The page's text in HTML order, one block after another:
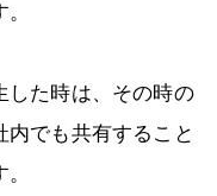
した時は、その時の
でも共有すること